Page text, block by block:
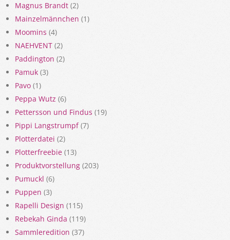
Magnus Brandt (2)
Mainzelmännchen (1)
Moomins (4)
NAEHVENT (2)
Paddington (2)
Pamuk (3)
Pavo (1)
Peppa Wutz (6)
Pettersson und Findus (19)
Pippi Langstrumpf(7)
Plotterdatei (2)
Plotterfreebie (13)
Produktvorstellung (203)
Pumuckl (6)
Puppen (3)
Rapelli Design (115)
Rebekah Ginda (119)
Sammleredition (37)